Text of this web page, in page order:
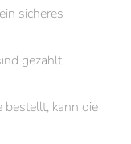
sicheres
gezählt.
kann die